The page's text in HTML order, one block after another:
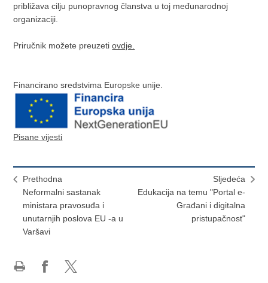
približava cilju punopravnog članstva u toj međunarodnoj
organizaciji.
Priručnik možete preuzetiovdje.
Financirano sredstvima Europske unije.
Pisane vijesti
Prethodna
Neformalni sastanak
ministara pravosuđa i
unutarnjih poslova EU -a u
Varšavi
Sljedeća
Edukacija na temu "Portal e-
Građani i digitalna
pristupačnost"